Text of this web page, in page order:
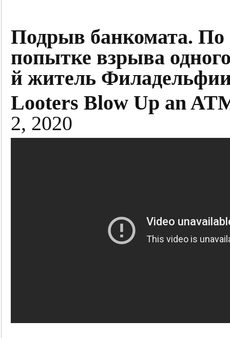
Подрыв банкомата.
попытке взрыва
й житель
Looters Blow Up an
2, 2020